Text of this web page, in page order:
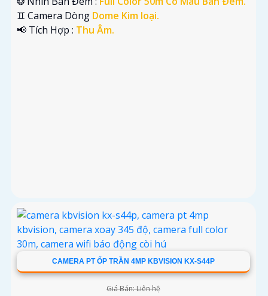
♊ Camera Dòng Dome Kim loại.
️📢 Tích Hợp : Thu Âm.
CAMERA PT ỐP TRẦN 4MP KBVISION KX-S44P
Giá Bán: Liên hệ